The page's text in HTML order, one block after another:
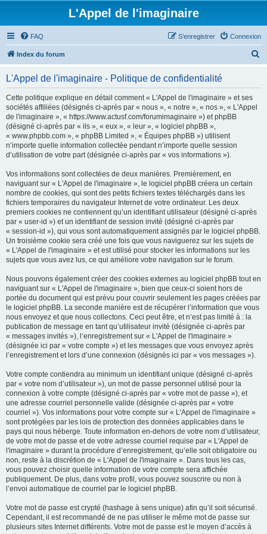
L'Appel de l'imaginaire
FAQ Connexion
S’enregistrer
Index du forum
L'Appel de l'imaginaire - Politique de confidentialité
Cette politique explique en détail comment « L'Appel de l'imaginaire » et ses
sociétés affiliées (désignés ci-après par « nous », « notre », « nos », « L'Appel
de l'imaginaire », « https://www.actusf.com/forumimaginaire ») et phpBB
(désigné ci-après par « ils », « eux », « leur », « logiciel phpBB »,
« www.phpbb.com », « phpBB Limited », « Équipes phpBB ») utilisent
n’importe quelle information collectée pendant n’importe quelle session
d’utilisation de votre part (désignée ci-après par « vos informations »).
Vos informations sont collectées de deux manières. Premièrement, en
naviguant sur « L'Appel de l'imaginaire », le logiciel phpBB créera un certain
nombre de cookies, qui sont des petits fichiers textes téléchargés dans les
fichiers temporaires du navigateur Internet de votre ordinateur. Les deux
premiers cookies ne contiennent qu’un identifiant utilisateur (désigné ci-après
par « user-id ») et un identifiant de session invité (désigné ci-après par
« session-id »), qui vous sont automatiquement assignés par le logiciel phpBB.
Un troisième cookie sera créé une fois que vous naviguerez sur les sujets de
« L'Appel de l'imaginaire » et est utilisé pour stocker les informations sur les
sujets que vous avez lus, ce qui améliore votre navigation sur le forum.
Nous pouvons également créer des cookies externes au logiciel phpBB tout en
naviguant sur « L'Appel de l'imaginaire », bien que ceux-ci soient hors de
portée du document qui est prévu pour couvrir seulement les pages créées par
le logiciel phpBB. La seconde manière est de récupérer l’information que vous
nous envoyez et que nous collectons. Ceci peut être, et n’est pas limité à : la
publication de message en tant qu’utilisateur invité (désignée ci-après par
« messages invités »), l’enregistrement sur « L'Appel de l'imaginaire »
(désignée ici par « votre compte ») et les messages que vous envoyez après
l’enregistrement et lors d’une connexion (désignés ici par « vos messages »).
Votre compte contiendra au minimum un identifiant unique (désigné ci-après
par « votre nom d’utilisateur »), un mot de passe personnel utilisé pour la
connexion à votre compte (désigné ci-après par « votre mot de passe »), et
une adresse courriel personnelle valide (désignée ci-après par « votre
courriel »). Vos informations pour votre compte sur « L'Appel de l'imaginaire »
sont protégées par les lois de protection des données applicables dans le
pays qui nous héberge. Toute information en-dehors de votre nom d’utilisateur,
de votre mot de passe et de votre adresse courriel requise par « L'Appel de
l'imaginaire » durant la procédure d’enregistrement, qu’elle soit obligatoire ou
non, reste à la discrétion de « L'Appel de l'imaginaire ». Dans tous les cas,
vous pouvez choisir quelle information de votre compte sera affichée
publiquement. De plus, dans votre profil, vous pouvez souscrire ou non à
l’envoi automatique de courriel par le logiciel phpBB.
Votre mot de passe est crypté (hashage à sens unique) afin qu’il soit sécurisé.
Cependant, il est recommandé de ne pas utiliser le même mot de passe sur
plusieurs sites Internet différents. Votre mot de passe est le moyen d’accès à